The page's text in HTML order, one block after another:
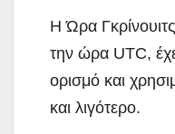
Η Ώρα
την ώρα UTC,
ορισμό και
και λιγότερο.